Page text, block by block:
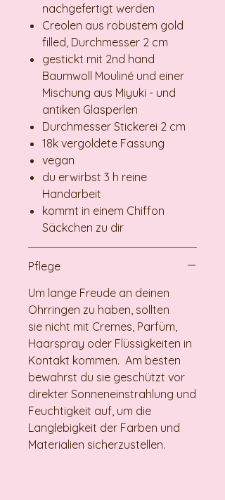
nachgefertigt werden
Creolen aus robustem gold
filled, Durchmesser 2 cm
gestickt mit 2nd hand
Baumwoll Mouliné und einer
Mischung aus Miyuki - und
antiken Glasperlen
Durchmesser Stickerei 2 cm
18k vergoldete Fassung
vegan
du erwirbst 3 h reine
Handarbeit
kommt in einem Chiffon
Säckchen zu dir
Pflege
Um lange Freude an deinen
Ohrringen zu haben, sollten
sie nicht mit Cremes, Parfüm,
Haarspray oder Flüssigkeiten in
Kontakt kommen. Am besten
bewahrst du sie geschützt vor
direkter Sonneneinstrahlung und
Feuchtigkeit auf, um die
Langlebigkeit der Farben und
Materialien sicherzustellen.